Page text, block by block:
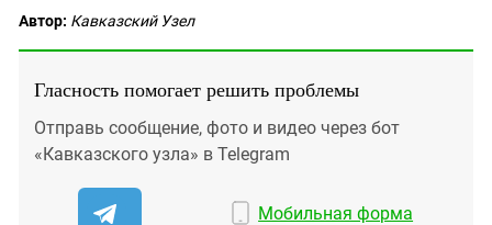
Автор: Кавказский Узел
Гласность помогает решить проблемы
Отправь сообщение, фото и видео через бот
«Кавказского узла» в Telegram
Мобильная форма